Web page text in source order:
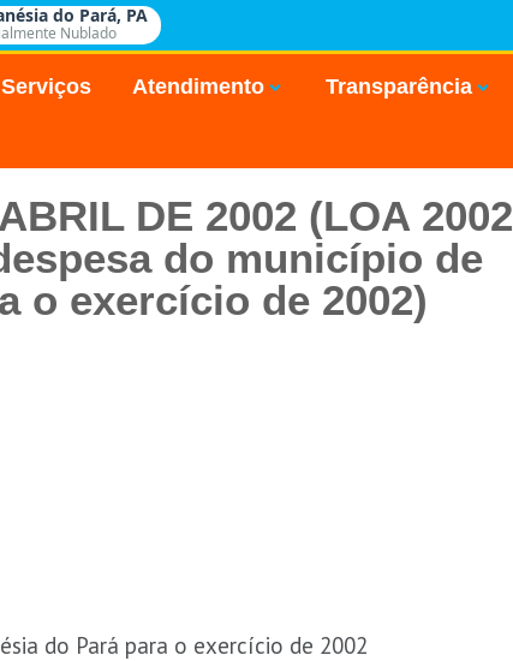
do Pará, PA
Nublado
Serviços Atendimento Transparência
DE 2002 (LOA 2002
do município de
o exercício de 2002)
do Pará para o exercício de 2002